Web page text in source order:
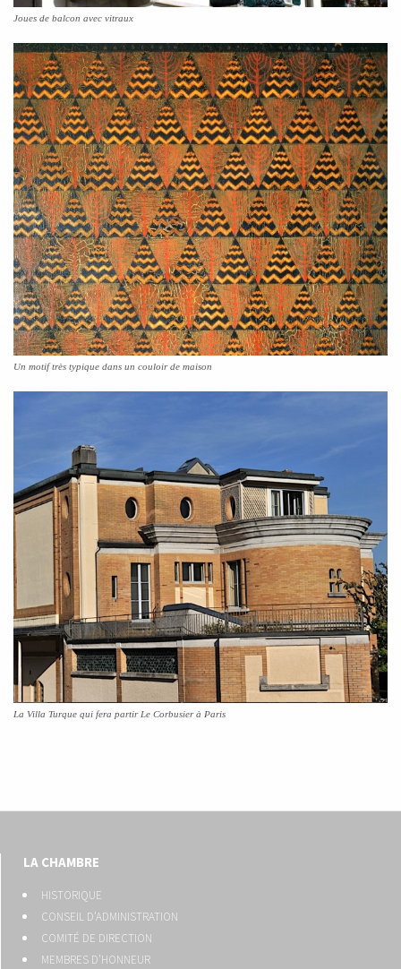
Joues de balcon avec vitraux
Un motif très typique dans un couloir de maison
La Villa Turque qui fera partir Le Corbusier à Paris
LA CHAMBRE
HISTORIQUE
CONSEIL D’ADMINISTRATION
COMITÉ DE DIRECTION
MEMBRES D’HONNEUR